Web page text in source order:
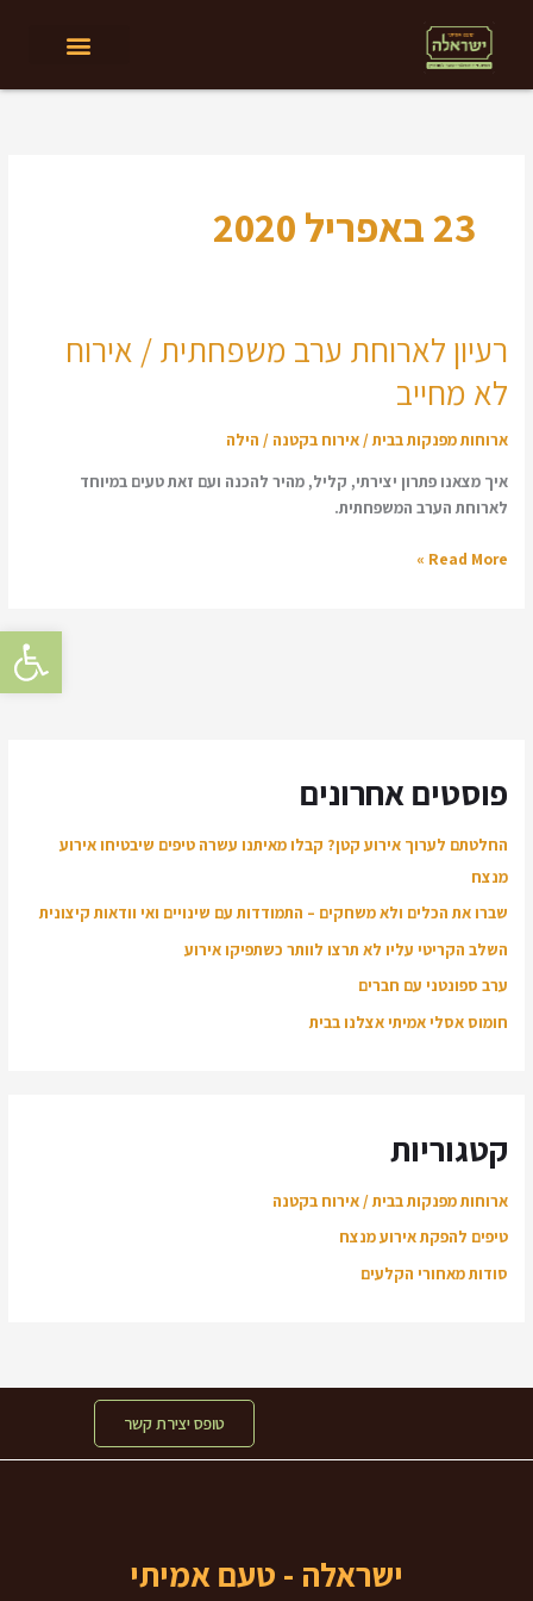
23 באפריל 2020
רעיון לארוחת ערב משפחתית / אירוח
לא מחייב
ארוחות מפנקות בבית / אירוח בקטנה / הילה
איך מצאנו פתרון יצירתי, קליל, מהיר להכנה ועם זאת טעים במיוחד
לארוחת הערב המשפחתית.
רעיון
לארוחת
ערב
/
לא
Read More »
פוסטים אחרונים
החלטתם לערוך אירוע קטן? קבלו מאיתנו עשרה טיפים שיבטיחו אירוע
מנצח
שברו את הכלים ולא משחקים – התמודדות עם שינויים ואי וודאות קיצונית
השלב הקריטי עליו לא תרצו לוותר כשתפיקו אירוע
ערב ספונטני עם חברים
חומוס אסלי אמיתי אצלנו בבית
קטגוריות
ארוחות מפנקות בבית / אירוח בקטנה
טיפים להפקת אירוע מנצח
סודות מאחורי הקלעים
טופס יצירת קשר
ישראלה - טעם אמיתי
פתח